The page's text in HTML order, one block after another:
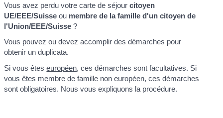
Vous avez perdu votre carte de séjourcitoyen
UE/EEE/Suisse ou membre de la famille d'un citoyen de
l'Union/EEE/Suisse ?
Vous pouvez ou devez accomplir des démarches pour
obtenir un duplicata.
Si vous êteseuropéen, ces démarches sont facultatives. Si
vous êtes membre de famille non européen, ces démarches
sont obligatoires. Nous vous expliquons la procédure.